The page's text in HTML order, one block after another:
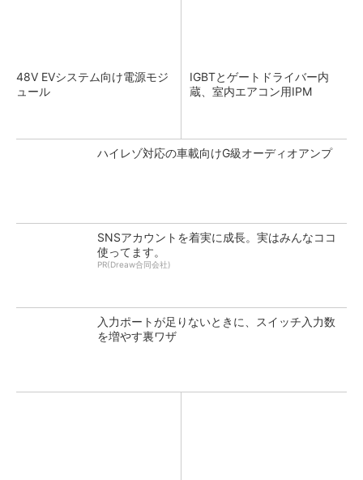
48V EVシステム向け電源モジ
ュール
IGBTとゲートドライバー内
蔵、室内エアコン用IPM
ハイレゾ対応の車載向けG級オーディオアンプ
SNSアカウントを着実に成長。実はみんなココ
使ってます。
PR(Dreaw合同会社)
入力ポートが足りないときに、スイッチ入力数
を増やす裏ワザ